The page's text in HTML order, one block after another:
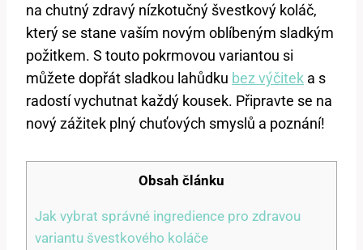
na chutný zdravý nízkotučný švestkový koláč,
který se stane vaším novým oblíbeným sladkým
požitkem. S touto pokrmovou variantou si
můžete dopřát sladkou lahůdku bez výčitek a s
radostí vychutnat každý kousek. Připravte se na
nový zážitek plný chuťových smyslů a poznání!
Obsah článku
Jak vybrat správné ingredience pro zdravou
variantu švestkového koláče